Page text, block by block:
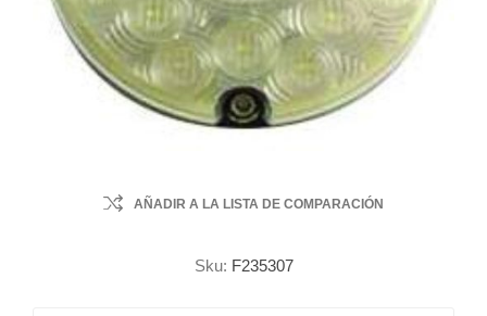
AÑADIR A LA LISTA DE COMPARACIÓN
Sku: F235307